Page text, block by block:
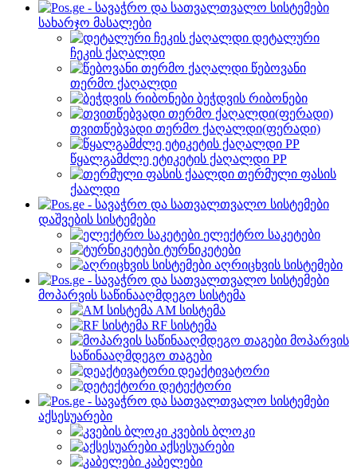
სახარჯო მასალები
დეტალური
ჩეკის ქაღალდი
წებოვანი
თერმო ქაღალდი
ბეჭდვის რიბონები
თვითწებვადი თერმო ქაღალდი(ფერადი)
წყალგამძლე ეტიკეტის ქაღალდი PP
თერმული ფასის
ქაალდი
დაშვების სისტემები
ელექტრო საკეტები
ტურნიკეტები
აღრიცხვის სისტემები
მოპარვის საწინააღმდეგო სისტემა
AM სისტემა
RF სისტემა
მოპარვის
საწინააღმდეგო თაგები
დეაქტივატორი
დეტექტორი
აქსესუარები
კვების ბლოკი
აქსესუარები
კაბელები